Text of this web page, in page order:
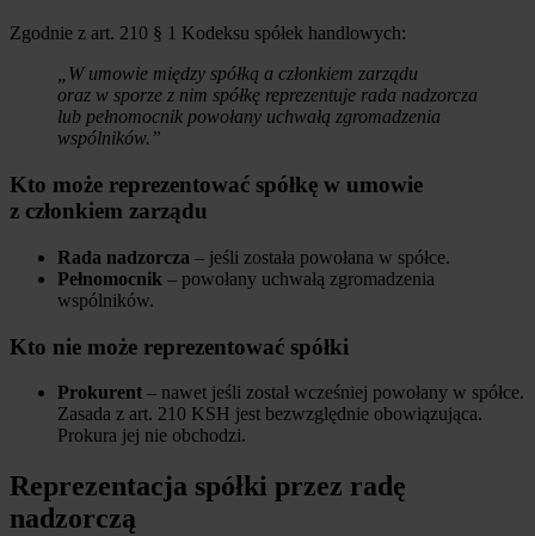
Zgodnie z art. 210 § 1 Kodeksu spółek handlowych:
„W umowie między spółką a członkiem zarządu
oraz w sporze z nim spółkę reprezentuje rada nadzorcza
lub pełnomocnik powołany uchwałą zgromadzenia
wspólników.”
Kto może reprezentować spółkę w umowie
z członkiem zarządu
Rada nadzorcza – jeśli została powołana w spółce.
Pełnomocnik – powołany uchwałą zgromadzenia
wspólników.
Kto nie może reprezentować spółki
Prokurent – nawet jeśli został wcześniej powołany w spółce.
Zasada z art. 210 KSH jest bezwzględnie obowiązująca.
Prokura jej nie obchodzi.
Reprezentacja spółki przez radę
nadzorczą